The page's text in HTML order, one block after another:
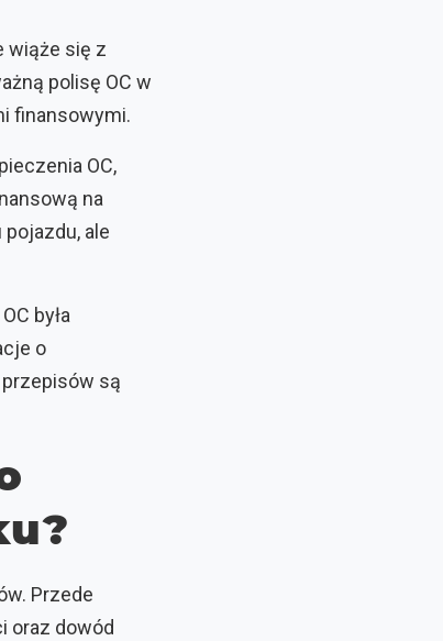
wiąże się z
polisę OC w
finansowymi.
OC,
na
ale
była
o
są
Przede
oraz dowód